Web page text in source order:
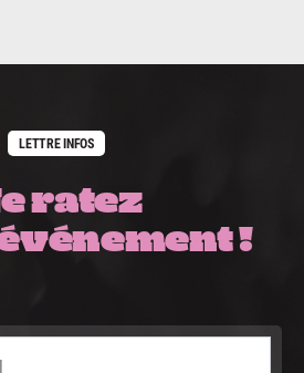
LETTRE INFOS
ratez
!